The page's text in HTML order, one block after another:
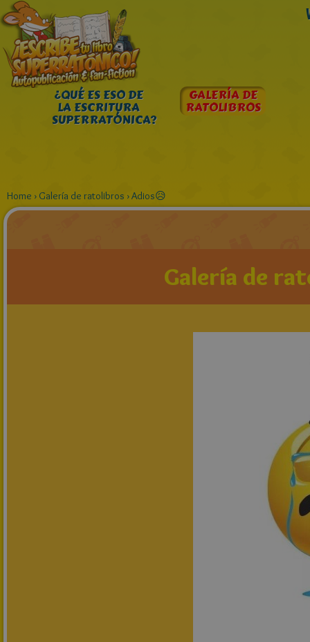
¿QUÉ ES ESO DE
LA ESCRITURA
SUPERRATÓNICA?
GALERÍA DE
RATOLIBROS
Home › Galería de ratolibros ›Adios😥
Galería de